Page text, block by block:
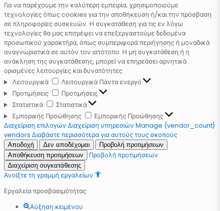
Για να παρέχουμε την καλύτερη εμπειρία, χρησιμοποιούμε
τεχνολογίες όπως cookies για την αποθήκευση ή/και την πρόσβαση
σε πληροφορίες συσκευών. Η συγκατάθεση για τις εν λόγω
τεχνολογίες θα μας επιτρέψει να επεξεργαστούμε δεδομένα
προσωπικού χαρακτήρα, όπως συμπεριφορά περιήγησης ή μοναδικά
αναγνωριστικά σε αυτόν τον ιστότοπο. Η μη συγκατάθεση ή η
ανάκληση της συγκατάθεσης, μπορεί να επηρεάσει αρνητικά
ορισμένες λειτουργίες και δυνατότητες.
Λειτουργικά
Λειτουργικά Πάντα ενεργό
Προτιμήσεις
Προτιμήσεις
Στατιστικά
Στατιστικά
Εμπορικής Προώθησης
Εμπορικής Προώθησης
Διαχείριση επιλογών Διαχείριση υπηρεσιών Manage {vendor_count}
vendors Διαβάστε περισσότερα για αυτούς τους σκοπούς
Αποδοχή Δεν αποδέχομαι
Προβολή προτιμήσεων
Αποθήκευση προτιμήσεων
Προβολή προτιμήσεων
Διαχείριση συγκατάθεσης
Ανοίξτε τη γραμμή εργαλείων
Εργαλεία προσβασιμότητας
Αύξηση κειμένου